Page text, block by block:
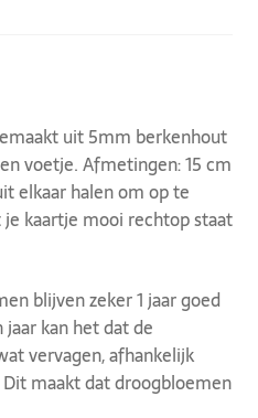
uit 5mm berkenhout
voetje. Afmetingen: 15 cm
elkaar halen om op te
kaartje mooi rechtop staat
blijven zeker 1 jaar goed
kan het dat de
vervagen, afhankelijk
maakt dat droogbloemen